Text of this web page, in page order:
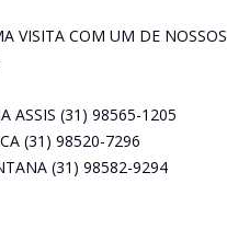
VISITA COM UM DE NOSSOS
ASSIS (31) 98565-1205
(31) 98520-7296
(31) 98582-9294